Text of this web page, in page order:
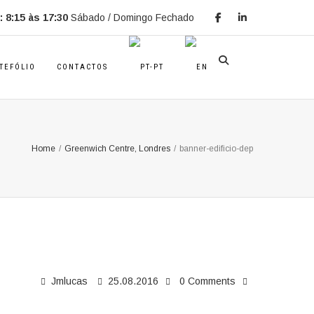
às 17:30 Sábado / Domingo Fechado
CONTACTOS
Home / Greenwich Centre, Londres / banner-edificio-dep
Jmlucas 25.08.2016 0 Comments